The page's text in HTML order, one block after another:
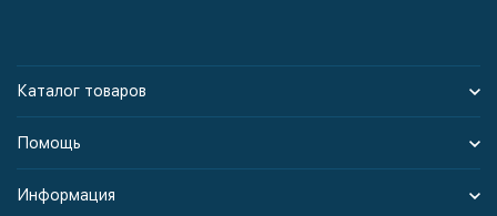
Каталог товаров
Помощь
Информация